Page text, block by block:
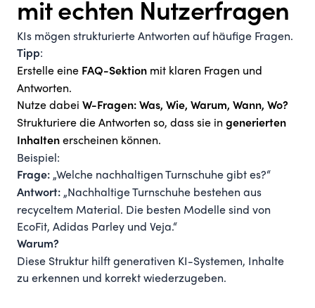
mit echten Nutzerfragen
KIs mögen strukturierte Antworten auf häufige Fragen.
Tipp:
Erstelle eine FAQ-Sektion mit klaren Fragen und
Antworten.
Nutze dabei W-Fragen: Was, Wie, Warum, Wann, Wo?
Strukturiere die Antworten so, dass sie in generierten
Inhalten erscheinen können.
Beispiel:
Frage: „Welche nachhaltigen Turnschuhe gibt es?“
Antwort: „Nachhaltige Turnschuhe bestehen aus
recyceltem Material. Die besten Modelle sind von
EcoFit, Adidas Parley und Veja.“
Warum?
Diese Struktur hilft generativen KI-Systemen, Inhalte
zu erkennen und korrekt wiederzugeben.